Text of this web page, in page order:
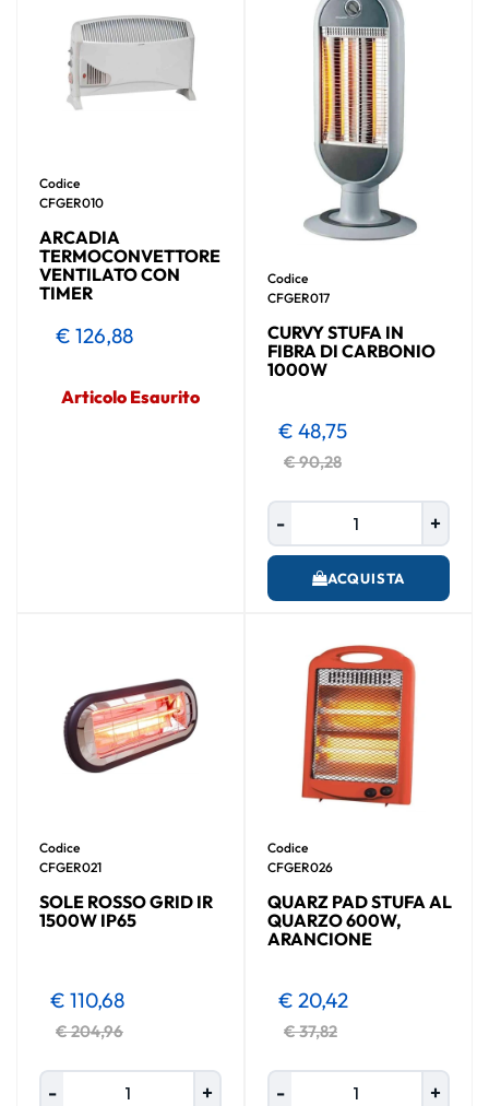
Codice
CFGER010
ARCADIA
TERMOCONVETTORE
VENTILATO CON
TIMER
€ 126,88
Articolo Esaurito
Codice
CFGER017
CURVY STUFA IN
FIBRA DI CARBONIO
1000W
€ 90,28
€ 48,75
ACQUISTA
Codice
CFGER021
SOLE ROSSO GRID IR
1500W IP65
€ 204,96
€ 110,68
Codice
CFGER026
QUARZ PAD STUFA AL
QUARZO 600W,
ARANCIONE
€ 37,82
€ 20,42